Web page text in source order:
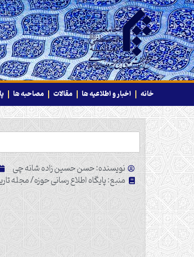
خانه اخبار و اطلاعیه ها مقالات مصاحبه ها
نویسنده: حسن حسین زاده شانه چی
منبع: پایگاه اطلاع رسانی حوزه/ مجله